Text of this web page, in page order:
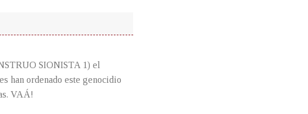
SIONISTA 1) el
han ordenado este genocidio
VAÁ!